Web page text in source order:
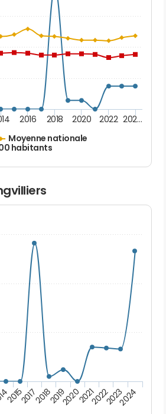
Moyenne nationale
habitants
2016 2018 2020 2022 202…
201520172018201920202021202220232024